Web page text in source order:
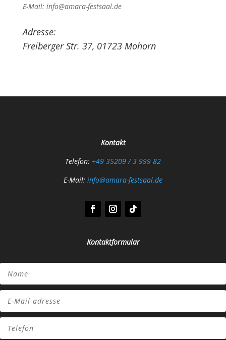
E-Mail: info@amara-festsaal.de
Adresse:
Freiberger Str. 37, 01723 Mohorn
Kontakt
Telefon: +49 35209 / 3 999 82
E-Mail: info@amara-festsaal.de
Kontaktformular